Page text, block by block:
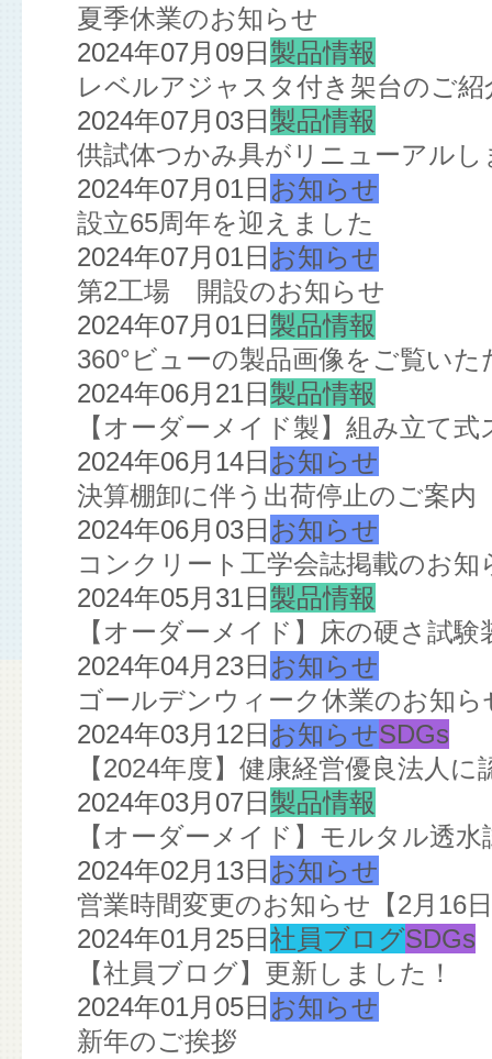
夏季休業のお知らせ
2024年07月09日 製品情報
レベルアジャスタ付き架台のご紹
2024年07月03日 製品情報
供試体つかみ具がリニューアルし
2024年07月01日 お知らせ
設立65周年を迎えました
2024年07月01日 お知らせ
第2工場 開設のお知らせ
2024年07月01日 製品情報
360°ビューの製品画像をご覧いた
2024年06月21日 製品情報
【オーダーメイド製】組み立て
2024年06月14日 お知らせ
決算棚卸に伴う出荷停止のご案内
2024年06月03日 お知らせ
コンクリート工学会誌掲載のお知
2024年05月31日 製品情報
【オーダーメイド】床の硬さ試
2024年04月23日 お知らせ
ゴールデンウィーク休業のお知ら
2024年03月12日 お知らせSDGs
【2024年度】健康経営優良法人
2024年03月07日 製品情報
【オーダーメイド】モルタル透
2024年02月13日 お知らせ
営業時間変更のお知らせ【2月16
2024年01月25日 社員ブログSDGs
【社員ブログ】更新しました！
2024年01月05日 お知らせ
新年のご挨拶